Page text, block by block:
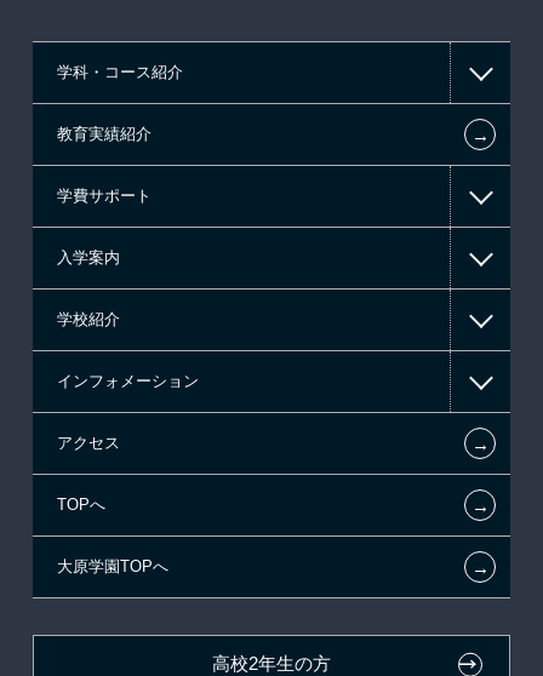
学科・コース紹介
情報IT系
ゲーム系
東京経営大学 学士取得コース
教育実績紹介 ←
学費サポート
高等教育の修学支援新制度
日本学生支援機構の奨学金
国の教育ローン
提携教育ローン
新聞奨学生
試験による特待生制度
入学案内
一般入学
AO入学
指定校推薦入学
指定校自己推薦入学
特別推薦入学
学校紹介
在校生からあなたへ
夢を叶えた先輩たち
施設・研修所
学生寮・マンションのご案内
インフォメーション
お知らせ・新着情報
在校生へのお知らせ
各種証明書の発行ご希望の方
アクセス ←
TOPへ ←
大原学園TOPへ ←
高校2年生の方